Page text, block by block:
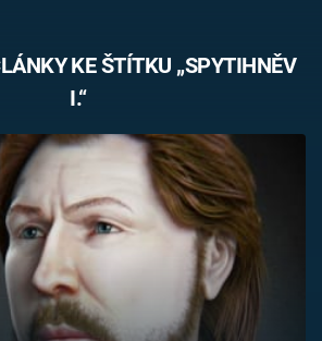
KE ŠTÍTKU „SPYTIHNĚV
I.“